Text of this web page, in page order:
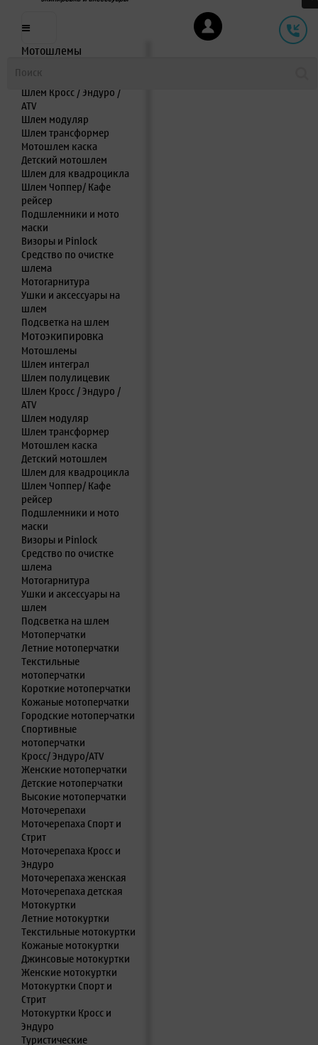
Мотошлемы
Шлем полулицевик
Шлем Кросс / Эндуро /
ATV
Шлем модуляр
Шлем трансформер
Мотошлем каска
Детский мотошлем
Шлем для квадроцикла
Шлем Чоппер/ Кафе
рейсер
Подшлемники и мото
маски
Визоры и Pinlock
Средство по очистке
шлема
Мотогарнитура
Ушки и аксессуары на
шлем
Подсветка на шлем
Мотоэкипировка
Мотошлемы
Шлем интеграл
Шлем полулицевик
Шлем Кросс / Эндуро /
ATV
Шлем модуляр
Шлем трансформер
Мотошлем каска
Детский мотошлем
Шлем для квадроцикла
Шлем Чоппер/ Кафе
рейсер
Подшлемники и мото
маски
Визоры и Pinlock
Средство по очистке
шлема
Мотогарнитура
Ушки и аксессуары на
шлем
Подсветка на шлем
Мотоперчатки
Летние мотоперчатки
Текстильные
мотоперчатки
Короткие мотоперчатки
Кожаные мотоперчатки
Городские мотоперчатки
Спортивные
мотоперчатки
Кросс/ Эндуро/ATV
Женские мотоперчатки
Детские мотоперчатки
Высокие мотоперчатки
Моточерепахи
Моточерепаха Спорт и
Стрит
Моточерепаха Кросс и
Эндуро
Моточерепаха женская
Моточерепаха детская
Мотокуртки
Летние мотокуртки
Текстильные мотокуртки
Кожаные мотокуртки
Джинсовые мотокуртки
Женские мотокуртки
Мотокуртки Спорт и
Стрит
Мотокуртки Кросс и
Эндуро
Туристические